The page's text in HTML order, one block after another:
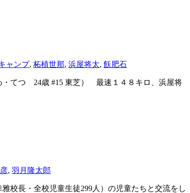
ャンプ, 柘植世那, 浜屋将太, 飫肥石
・てつ 24歳 #15 東芝） 最速１４８キロ、浜屋将
, 羽月隆太郎
校長・全校児童生徒299人）の児童たちと交流をし